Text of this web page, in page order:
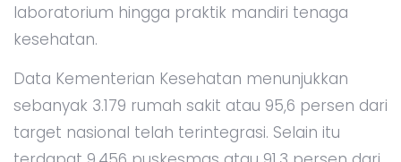
laboratorium hingga praktik mandiri tenaga
kesehatan.
Data Kementerian Kesehatan menunjukkan
sebanyak 3.179 rumah sakit atau 95,6 persen dari
target nasional telah terintegrasi. Selain itu